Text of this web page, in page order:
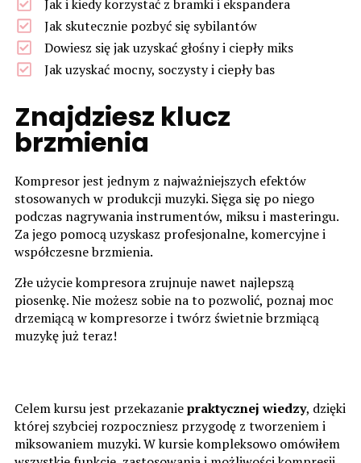
Jak i kiedy korzystać z bramki i ekspandera
Jak skutecznie pozbyć się sybilantów
Dowiesz się jak uzyskać głośny i ciepły miks
Jak uzyskać mocny, soczysty i ciepły bas
Znajdziesz klucz
brzmienia
Kompresor jest jednym z najważniejszych efektów
stosowanych w produkcji muzyki. Sięga się po niego
podczas nagrywania instrumentów, miksu i masteringu.
Za jego pomocą uzyskasz profesjonalne, komercyjne i
współczesne brzmienia.
Złe użycie kompresora zrujnuje nawet najlepszą
piosenkę. Nie możesz sobie na to pozwolić, poznaj moc
drzemiącą w kompresorze i twórz świetnie brzmiącą
muzykę już teraz!
Celem kursu jest przekazaniepraktycznej wiedzy, dzięki
której szybciej rozpoczniesz przygodę z tworzeniem i
miksowaniem muzyki. W kursie kompleksowo omówiłem